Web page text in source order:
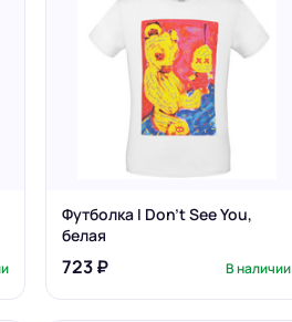
Футболка I Don't See You,
белая
723 ₽ В наличии